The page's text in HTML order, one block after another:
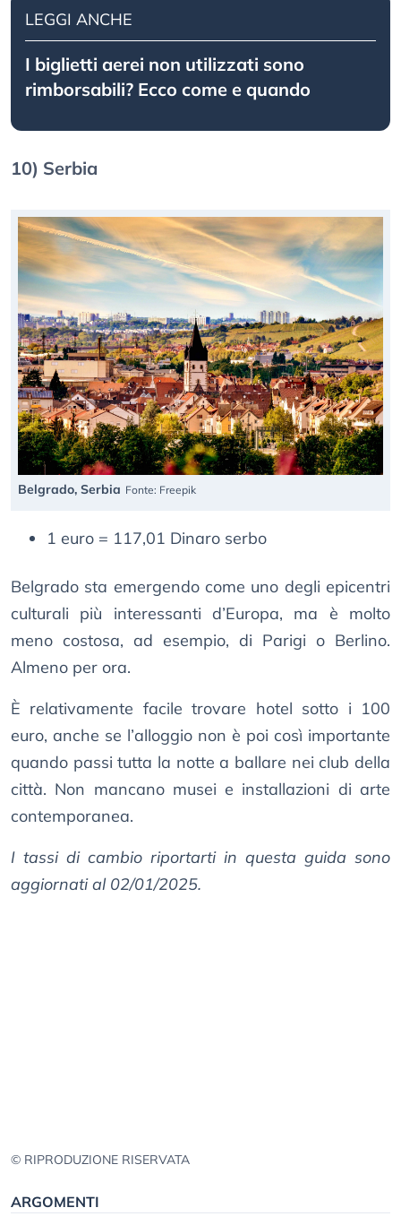
LEGGI ANCHE
I biglietti aerei non utilizzati sono
rimborsabili? Ecco come e quando
10) Serbia
Belgrado, Serbia Fonte: Freepik
1 euro = 117,01 Dinaro serbo
Belgrado sta emergendo come uno degli epicentri
culturali più interessanti d’Europa, ma è molto
meno costosa, ad esempio, di Parigi o Berlino.
Almeno per ora.
È relativamente facile trovare hotel sotto i 100
euro, anche se l’alloggio non è poi così importante
quando passi tutta la notte a ballare nei club della
città. Non mancano musei e installazioni di arte
contemporanea.
I tassi di cambio riportarti in questa guida sono
aggiornati al 02/01/2025.
© RIPRODUZIONE RISERVATA
ARGOMENTI